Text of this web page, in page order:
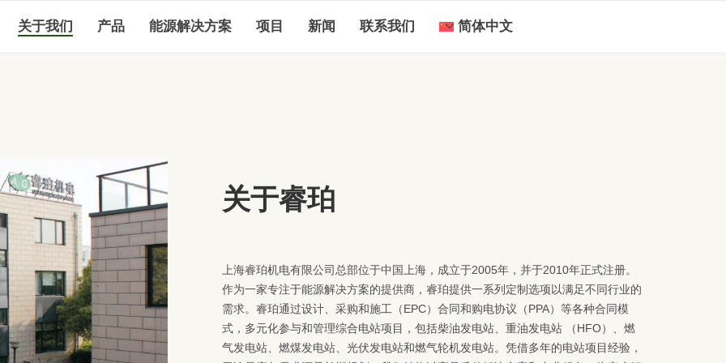
关于我们 产品 能源解决方案 项目 新闻 联系我们 简体中文
关于睿珀
上海睿珀机电有限公司总部位于中国上海，成立于2005年，并于2010年正式注册。
作为一家专注于能源解决方案的提供商，睿珀提供一系列定制选项以满足不同行业的
需求。睿珀通过设计、采购和施工（EPC）合同和购电协议（PPA）等各种合同模
式，多元化参与和管理综合电站项目，包括柴油发电站、重油发电站 （HFO）、燃
气发电站、燃煤发电站、光伏发电站和燃气轮机发电站。凭借多年的电站项目经验，